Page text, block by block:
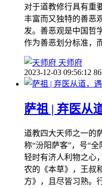
对于道教修行具有重
丰富而又独特的善恶
发。善恶观是中国哲
作为善恶划分标准，
天师府
2023-12-03 09:56:12
萨祖 | 弃医从
道教四大天师之一的
称“汾阳萨客”，号“
轻时有济人利物之心
农的《本草》，王叔
方》，且尽皆习熟。